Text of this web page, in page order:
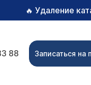
🔥 Удаление
88 Записаться на